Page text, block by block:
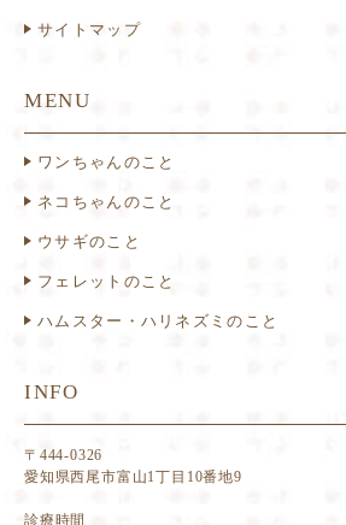
サイトマップ
MENU
ワンちゃんのこと
ネコちゃんのこと
ウサギのこと
フェレットのこと
ハムスター・ハリネズミのこと
INFO
〒444-0326
愛知県西尾市富山1丁目10番地9
診療時間